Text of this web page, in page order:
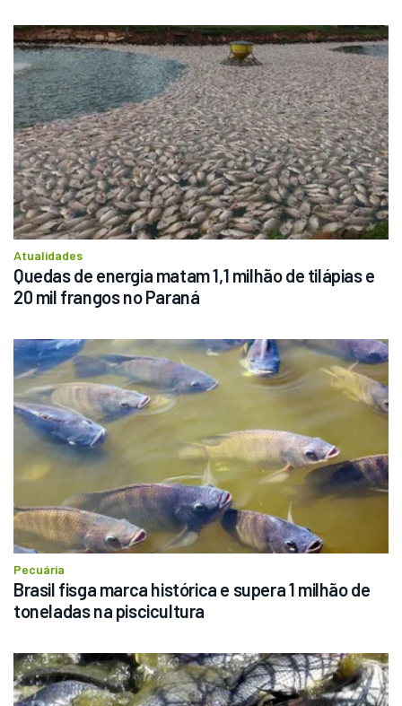
Atualidades
Quedas de energia matam 1,1 milhão de tilápias e
20 mil frangos no Paraná
Pecuária
Brasil fisga marca histórica e supera 1 milhão de
toneladas na piscicultura